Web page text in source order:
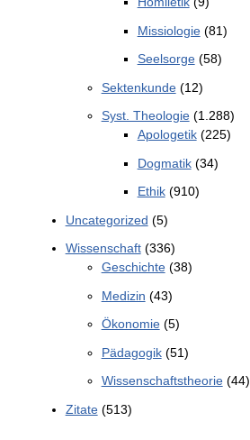
Missiologie(81)
Seelsorge(58)
Sektenkunde(12)
Syst. Theologie(1.288)
Apologetik(225)
Dogmatik(34)
Ethik(910)
Uncategorized (5)
Wissenschaft(336)
Geschichte(38)
Medizin (43)
Ökonomie(5)
Pädagogik(51)
Wissenschaftstheorie(44)
Zitate(513)